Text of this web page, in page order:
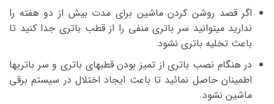
اگر قصد روشن کردن ماشین برای مدت بیش از دو هفته را
ندارید میتوانید سر باتری منفی را از قطب باتری جدا کنید تا
باعث تخلیه باتری نشود.
در هنگام نصب باتری از تمیز بودن قطبهای باتری و سر باتریها
اطمینان حاصل نمائید تا باعث ایجاد اختلال در سیستم برقی
ماشین نشود.